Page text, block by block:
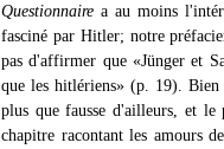
Questionnaire a au moins
fasciné par Hitler; notre
pas d'affirmer que «Jünger et
que les hitlériens» (p. 19). Bien
plus que fausse d'ailleurs, et
chapitre racontant les amours